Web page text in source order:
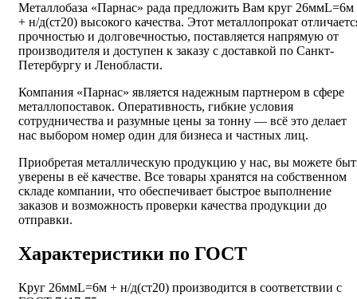
Металлобаза «Парнас» рада предложить Вам круг 26ммL=6м
+ н/д(ст20) высокого качества. Этот металлопрокат
прочностью и долговечностью, поставляется напрямую от
производителя и доступен к заказу с доставкой по Санкт-
Петербургу и Ленобласти.
Компания «Парнас» является надежным партнером в сфере
металлопоставок. Оперативность, гибкие условия
сотрудничества и разумные цены за тонну — всё это делает
нас выбором номер один для бизнеса и частных лиц.
Приобретая металлическую продукцию у нас, вы можете
уверены в её качестве. Все товары хранятся на собственном
складе компании, что обеспечивает быстрое выполнение
заказов и возможность проверки качества продукции до
отправки.
Характеристики по ГОСТ
Круг 26ммL=6м + н/д(ст20) производится в соответствии с